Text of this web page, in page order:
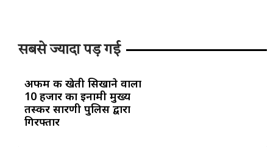
सबसे ज्यादा पड़ गई
अफीम की खेती सिखाने वाला
10 हजार का इनामी मुख्य
तस्कर सारणी पुलिस द्वारा
गिरफ्तार